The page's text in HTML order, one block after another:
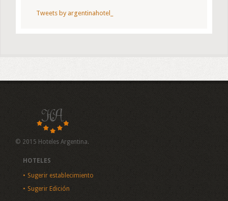
Tweets by argentinahotel_
© 2015 Hoteles Argentina.
HOTELES
Sugerir establecimiento
Sugerir Edición